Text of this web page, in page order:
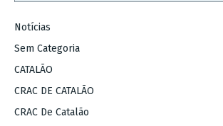
Notícias
Sem Categoria
CATALÃO
CRAC DE CATALÃO
CRAC De Catalão